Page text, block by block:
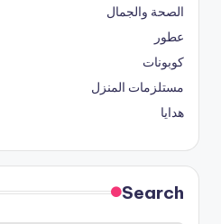
الصحة والجمال
عطور
كوبونات
مستلزمات المنزل
هدايا
Search